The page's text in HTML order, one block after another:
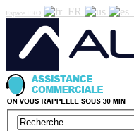
Espace PRO